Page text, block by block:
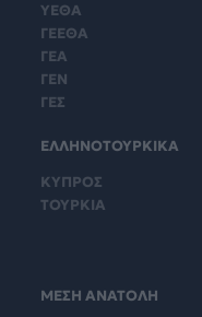
ΥΕΘΑ
ΓΕΕΘΑ
ΓΕΑ
ΓΕΝ
ΓΕΣ
ΕΛΛΗΝΟΤΟΥΡΚΙΚΑ
ΚΥΠΡΟΣ
ΤΟΥΡΚΙΑ
ΜΕΣΗ ΑΝΑΤΟΛΗ